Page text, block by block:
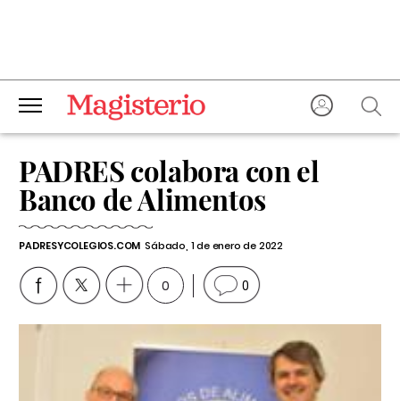
PADRES colabora con el
Banco de Alimentos
PADRESYCOLEGIOS.COM Sábado, 1 de enero de 2022
0 0